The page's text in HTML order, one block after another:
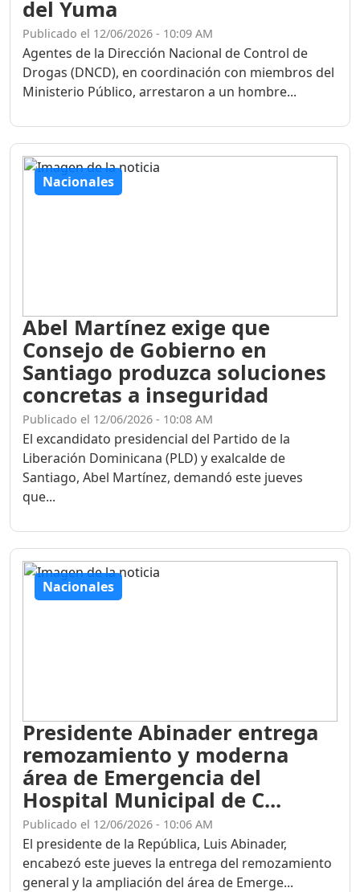
del Yuma
Publicado el 12/06/2026 - 10:09 AM
Agentes de la Dirección Nacional de Control de
Drogas (DNCD), en coordinación con miembros del
Ministerio Público, arrestaron a un hombre...
Nacionales
Abel Martínez exige que
Consejo de Gobierno en
Santiago produzca soluciones
concretas a inseguridad
Publicado el 12/06/2026 - 10:08 AM
El excandidato presidencial del Partido de la
Liberación Dominicana (PLD) y exalcalde de
Santiago, Abel Martínez, demandó este jueves
que...
Nacionales
Presidente Abinader entrega
remozamiento y moderna
área de Emergencia del
Hospital Municipal de C...
Publicado el 12/06/2026 - 10:06 AM
El presidente de la República, Luis Abinader,
encabezó este jueves la entrega del remozamiento
general y la ampliación del área de Emerge...